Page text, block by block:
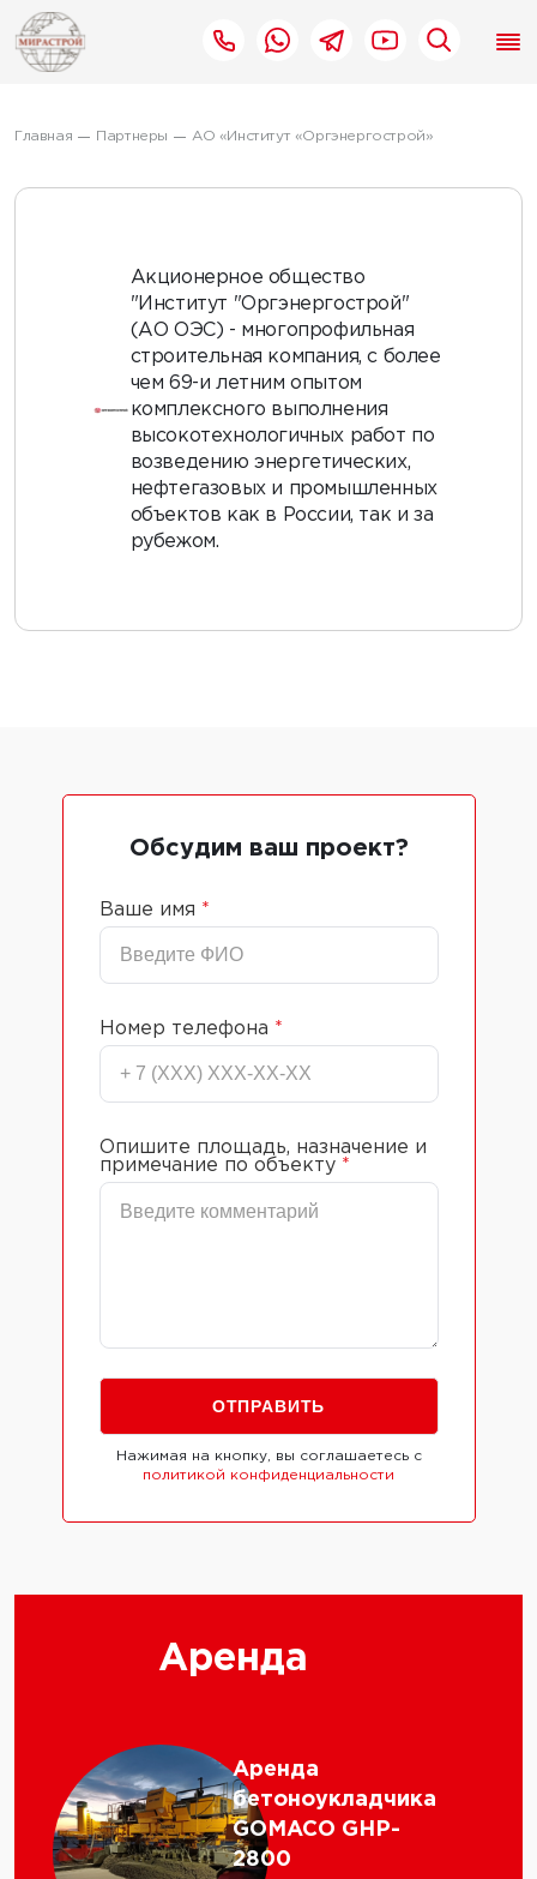
Главная Партнеры АО «Институт «Оргэнергострой»
Акционерное общество
"Институт "Оргэнергострой"
(АО ОЭС) - многопрофильная
строительная компания, с более
чем 69-и летним опытом
комплексного выполнения
высокотехнологичных работ по
возведению энергетических,
нефтегазовых и промышленных
объектов как в России, так и за
рубежом.
Обсудим ваш проект?
Ваше имя *
Номер телефона *
Опишите площадь, назначение и
примечание по объекту *
Нажимая на кнопку, вы соглашаетесь с
политикой конфиденциальности
Аренда
Аренда
бетоноукладчика
GOMACO GHP-
2800